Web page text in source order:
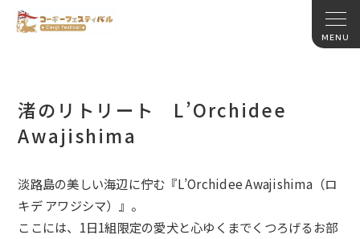
渚のリトリート L’Orchidee
Awajishima
淡路島の美しい海辺に佇む『L’Orchidee Awajishima（ロ
キデ アワジシマ）』。
ここには、1日1組限定の愛犬と心ゆくまでくつろげるお部